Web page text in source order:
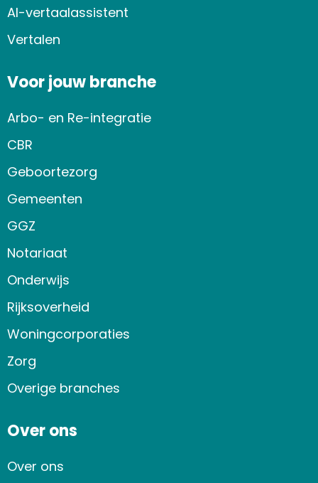
AI-vertaalassistent
Vertalen
Voor jouw branche
Arbo- en Re-integratie
CBR
Geboortezorg
Gemeenten
GGZ
Notariaat
Onderwijs
Rijksoverheid
Woningcorporaties
Zorg
Overige branches
Over ons
Over ons